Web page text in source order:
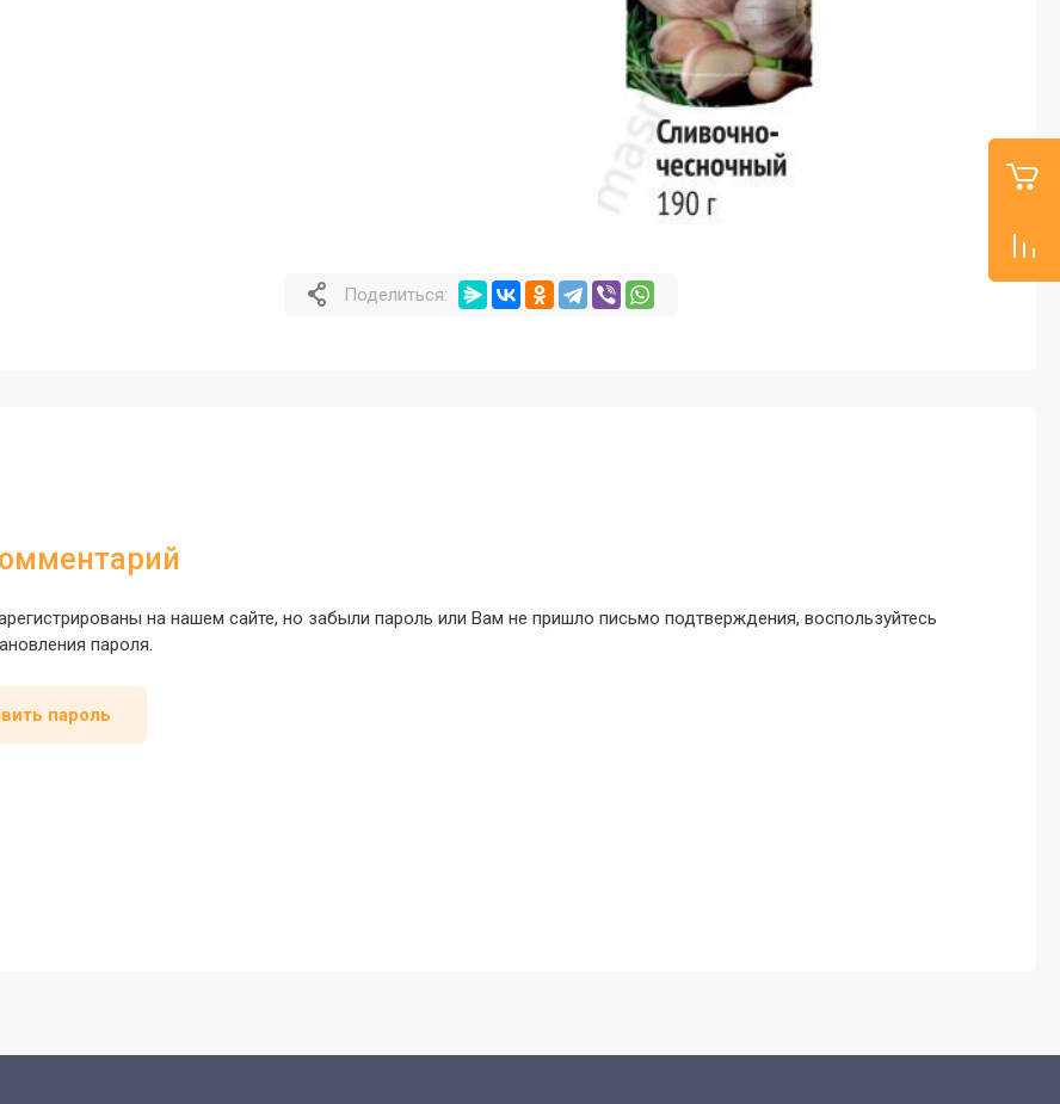
Поделиться:
на нашем сайте, но забыли пароль или Вам не пришло письмо подтверждения, воспользуйтесь
пароля.
пароль